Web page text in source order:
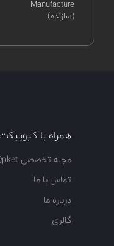
Manufacture
(سازنده)
همراه با کیوپیکت
مجله تخصصی Qpket
تماس با ما
درباره ما
گالری